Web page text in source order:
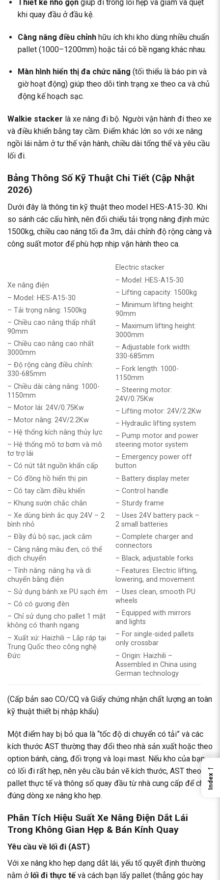
Thiết kế nhỏ gọngiúp đi trong lối hẹp và giảm va quệt
khi quay đầu ở đầu kệ.
Càng nâng điều chỉnhhữu ích khi kho dùng nhiều chuẩn
pallet (1000–1200mm) hoặc tải có bề ngang khác nhau.
Màn hình hiển thị đa chức năng (tối thiểu là báo pin và
giờ hoạt động) giúp theo dõi tình trạng xe theo ca và chủ
động kế hoạch sạc.
Walkie stacker là xe nâng đi bộ. Người vận hành đi theo xe
và điều khiển bằng tay cầm. Điểm khác lớn so với xe nâng
ngồi lái nằm ở tư thế vận hành, chiều dài tổng thể và yêu cầu
lối đi.
Bảng Thông Số Kỹ Thuật Chi Tiết (Cập Nhật
2026)
Dưới đây là thông tin kỹ thuật theo model HES-A15-30. Khi
so sánh các cấu hình, nên đối chiếu tải trọng nâng định mức
1500kg, chiều cao nâng tối đa 3m, dải chỉnh độ rộng càng và
công suất motor để phù hợp nhịp vận hành theo ca.
Xe nâng điện
– Model: HES-A15-30
– Tải trọng nâng: 1500kg
– Chiều cao nâng thấp nhất
90mm
– Chiều cao nâng cao nhất
3000mm
– Độ rộng càng điều chỉnh:
330-685mm
– Chiều dài càng nâng: 1000-
1150mm
– Motor lái: 24V/0.75Kw
– Motor nâng: 24V/2.2Kw
– Hệ thống kích nâng thủy lực
– Hệ thống mô tơ bơm và mô
tơ trợ lái
– Có nút tắt nguồn khẩn cấp
– Có đồng hồ hiển thị pin
– Có tay cầm điều khiển
– Khung sườn chắc chắn
– Xe dùng bình ắc quy 24V – 2
bình nhỏ
– Đầy đủ bộ sạc, jack cắm
– Càng nâng màu đen, có thể
dịch chuyển
– Tính năng: nâng hạ và di
chuyển bằng điện
– Sử dụng bánh xe PU sạch êm
– Có có gương đèn
– Chỉ sử dụng cho pallet 1 mặt
không có thanh ngang
– Xuất xứ: Haizhili – Lắp ráp tại
Trung Quốc theo công nghệ
Đức
Electric stacker
– Model: HES-A15-30
– Lifting capacity: 1500kg
– Minimum lifting height:
90mm
– Maximum lifting height:
3000mm
– Adjustable fork width:
330-685mm
– Fork length: 1000-
1150mm
– Steering motor:
24V/0.75Kw
– Lifting motor: 24V/2.2Kw
– Hydraulic lifting system
– Pump motor and power
steering motor system
– Emergency power off
button
– Battery display meter
– Control handle
– Sturdy frame
– Uses 24V battery pack –
2 small batteries
– Complete charger and
connectors
– Black, adjustable forks
– Features: Electric lifting,
lowering, and movement
– Uses clean, smooth PU
wheels
– Equipped with mirrors
and lights
– For single-sided pallets
only crossbar
– Origin: Haizhili –
Assembled in China using
German technology
(Cấp bản sao CO/CQ và Giấy chứng nhận chất lượng an toàn
kỹ thuật thiết bị nhập khẩu)
Một điểm hay bị bỏ qua là “tốc độ di chuyển có tải” và các
kích thước AST thường thay đổi theo nhà sản xuất hoặc theo
option bánh, càng, đối trọng và loại mast. Nếu kho của bạn
có lối đi rất hẹp, nên yêu cầu bản vẽ kích thước, AST theo
pallet thực tế và thông số quay đầu từ nhà cung cấp để chọn
đúng dòng xe nâng kho hẹp.
Phân Tích Hiệu Suất Xe Nâng Điện Dắt Lái
Trong Không Gian Hẹp & Bán Kính Quay
Yêu cầu về lối đi (AST)
Với xe nâng kho hẹp dạng dắt lái, yếu tố quyết định thường
nằm ở lối đi thực tếvà cách bạn lấy pallet (thẳng góc hay
←
Index